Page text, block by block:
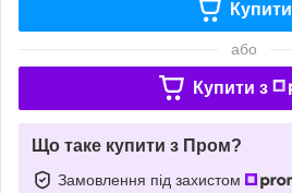
Купити
або
Купити з
Що таке купити з Пром?
Замовлення під захистом